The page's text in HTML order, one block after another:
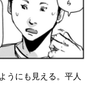
うにも見える。平人